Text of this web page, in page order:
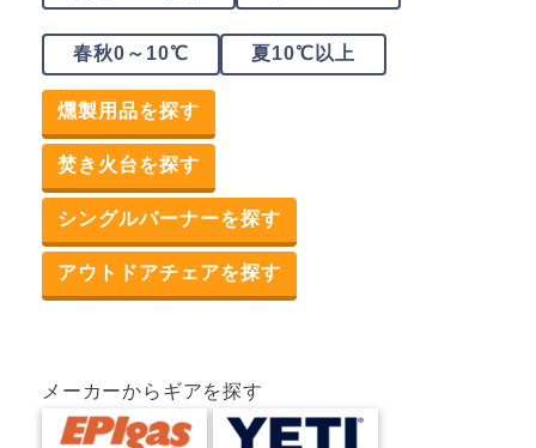
春秋0～10℃ 夏10℃以上
燻製用品を探す
焚き火台を探す
シングルバーナーを探す
アウトドアチェアを探す
メーカーからギアを探す